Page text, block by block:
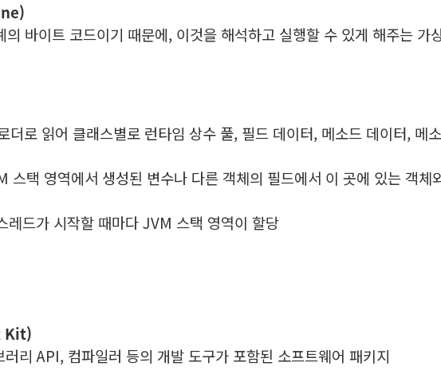
바이트 코드이기 때문에, 이것을 해석하고 실행할 수 있게 해주는 가
로 읽어 클래스별로 런타임 상수 풀, 필드 데이터, 메소드 데이터, 메
스택 영역에서 생성된 변수나 다른 객체의 필드에서 이 곳에 있는 객체
드가 시작할 때마다 JVM 스택 영역이 할당
Kit)
리 API, 컴파일러 등의 개발 도구가 포함된 소프트웨어 패키지